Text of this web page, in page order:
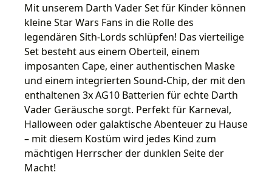
Mit unserem Darth Vader Set für Kinder können
kleine Star Wars Fans in die Rolle des
legendären Sith-Lords schlüpfen! Das vierteilige
Set besteht aus einem Oberteil, einem
imposanten Cape, einer authentischen Maske
und einem integrierten Sound-Chip, der mit den
enthaltenen 3x AG10 Batterien für echte Darth
Vader Geräusche sorgt. Perfekt für Karneval,
Halloween oder galaktische Abenteuer zu Hause
– mit diesem Kostüm wird jedes Kind zum
mächtigen Herrscher der dunklen Seite der
Macht!